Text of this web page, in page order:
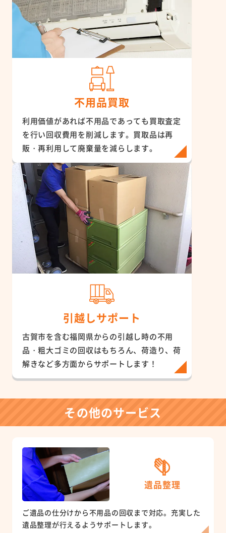
不用品買取
利用価値があれば不用品であっても買取査定
を行い回収費用を削減します。買取品は再
販・再利用して廃棄量を減らします。
引越しサポート
古賀市を含む福岡県からの引越し時の不用
品・粗大ゴミの回収はもちろん、荷造り、荷
解きなど多方面からサポートします！
その他のサービス
遺品整理
ご遺品の仕分けから不用品の回収まで対応。充実した
遺品整理が行えるようサポートします。